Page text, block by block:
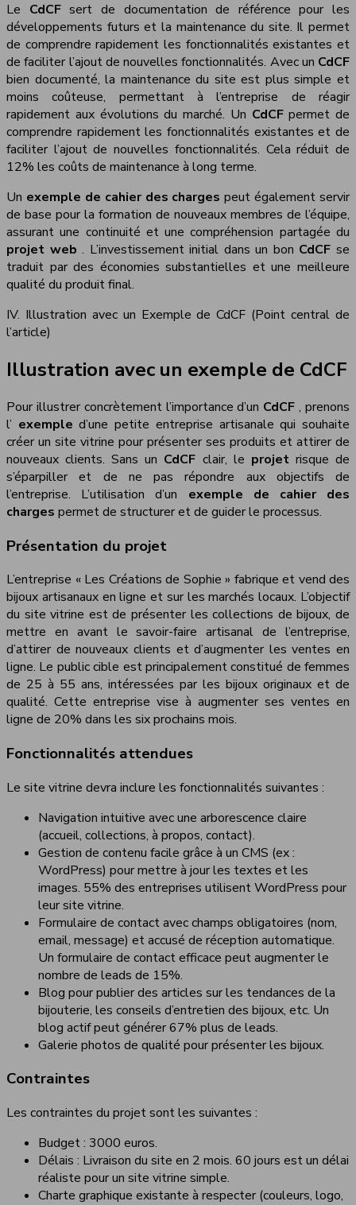
Le CdCFsert de documentation de référence pour les
développements futurs et la maintenance du site. Il permet
de comprendre rapidement les fonctionnalités existantes et
de faciliter l’ajout de nouvelles fonctionnalités. Avec un CdCF
bien documenté, la maintenance du site est plus simple et
moins coûteuse, permettant à l’entreprise de réagir
rapidement aux évolutions du marché. Un CdCFpermet de
comprendre rapidement les fonctionnalités existantes et de
faciliter l’ajout de nouvelles fonctionnalités. Cela réduit de
12% les coûts de maintenance à long terme.
Un exemple de cahier des chargespeut également servir
de base pour la formation de nouveaux membres de l’équipe,
assurant une continuité et une compréhension partagée du
projet web. L’investissement initial dans un bon CdCFse
traduit par des économies substantielles et une meilleure
qualité du produit final.
IV. Illustration avec un Exemple de CdCF (Point central de
l’article)
Illustration avec un exemple de CdCF
Pour illustrer concrètement l’importance d’un CdCF, prenons
l’ exempled’une petite entreprise artisanale qui souhaite
créer un site vitrine pour présenter ses produits et attirer de
nouveaux clients. Sans un CdCF clair, le projet risque de
s’éparpiller et de ne pas répondre aux objectifs de
l’entreprise. L’utilisation d’un exemple de cahier des
charges permet de structurer et de guider le processus.
Présentation du projet
L’entreprise « Les Créations de Sophie » fabrique et vend des
bijoux artisanaux en ligne et sur les marchés locaux. L’objectif
du site vitrine est de présenter les collections de bijoux, de
mettre en avant le savoir-faire artisanal de l’entreprise,
d’attirer de nouveaux clients et d’augmenter les ventes en
ligne. Le public cible est principalement constitué de femmes
de 25 à 55 ans, intéressées par les bijoux originaux et de
qualité. Cette entreprise vise à augmenter ses ventes en
ligne de 20% dans les six prochains mois.
Fonctionnalités attendues
Le site vitrine devra inclure les fonctionnalités suivantes :
Navigation intuitive avec une arborescence claire
(accueil, collections, à propos, contact).
Gestion de contenu facile grâce à un CMS (ex :
WordPress) pour mettre à jour les textes et les
images. 55% des entreprises utilisent WordPress pour
leur site vitrine.
Formulaire de contact avec champs obligatoires (nom,
email, message) et accusé de réception automatique.
Un formulaire de contact efficace peut augmenter le
nombre de leads de 15%.
Blog pour publier des articles sur les tendances de la
bijouterie, les conseils d’entretien des bijoux, etc. Un
blog actif peut générer 67% plus de leads.
Galerie photos de qualité pour présenter les bijoux.
Contraintes
Les contraintes du projet sont les suivantes :
Budget : 3000 euros.
Délais : Livraison du site en 2 mois. 60 jours est un délai
réaliste pour un site vitrine simple.
Charte graphique existante à respecter (couleurs, logo,